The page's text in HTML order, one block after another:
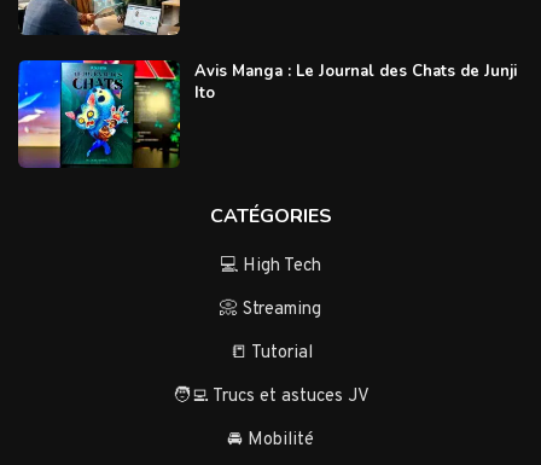
Avis Manga : Le Journal des Chats de Junji
Ito
CATÉGORIES
💻 High Tech
📀 Streaming
📒 Tutorial
🧑‍💻 Trucs et astuces JV
🚘 Mobilité